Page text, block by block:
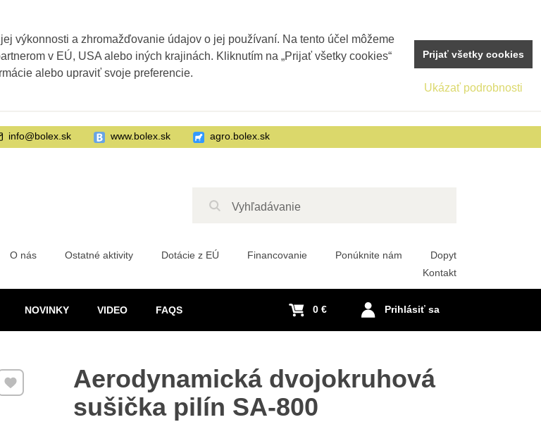
NOVINKY VIDEO FAQS
O nás Ostatné aktivity Dotácie z EÚ Financovanie Ponúknite nám
Dopyt
Kontakt
Prihlásiť sa
0 €
info@bolex.sk www.bolex.sk agro.bolex.sk
Aerodynamická dvojokruhová
sušička pilín SA-800
k Obľúbeným
výkonnosti a zhromažďovanie údajov o jej používaní. Na tento účel môžeme
v EÚ, USA alebo iných krajinách. Kliknutím na „Prijať všetky cookies“
alebo upraviť svoje preferencie.
Ukázať podrobnosti
Prijať všetky cookies